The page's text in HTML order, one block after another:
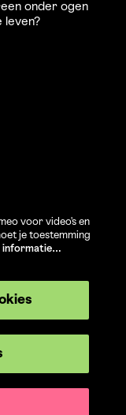
onder ogen
leven?
voor video's en
je toestemming
informatie…